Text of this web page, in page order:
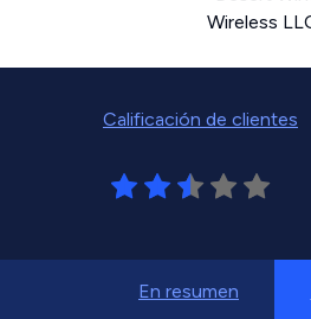
Calificación de clientes
En resumen